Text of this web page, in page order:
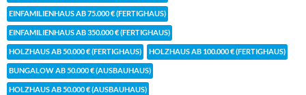
EINFAMILIENHAUS AB 75.000 € (FERTIGHAUS)
EINFAMILIENHAUS AB 350.000 € (FERTIGHAUS)
HOLZHAUS AB 50.000 € (FERTIGHAUS) HOLZHAUS AB 100.000 € (FERTIGHAUS)
BUNGALOW AB 50.000 € (AUSBAUHAUS)
HOLZHAUS AB 50.000 € (AUSBAUHAUS)